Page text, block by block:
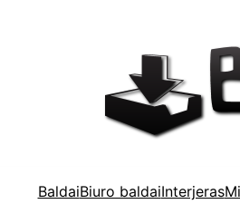
BaldaiBiuro baldaiInterjeras